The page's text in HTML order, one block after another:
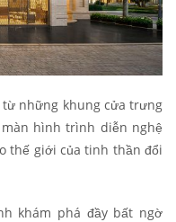
những khung cửa trưng
hình trình diễn nghệ
thế giới của tinh thần đổi
khám phá đầy bất ngờ